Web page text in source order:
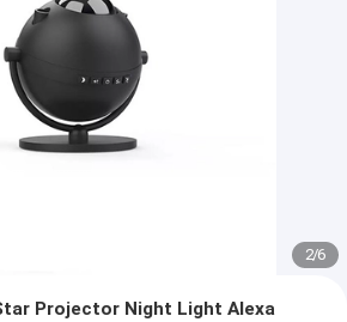
2/6
Projector Night Light Alexa